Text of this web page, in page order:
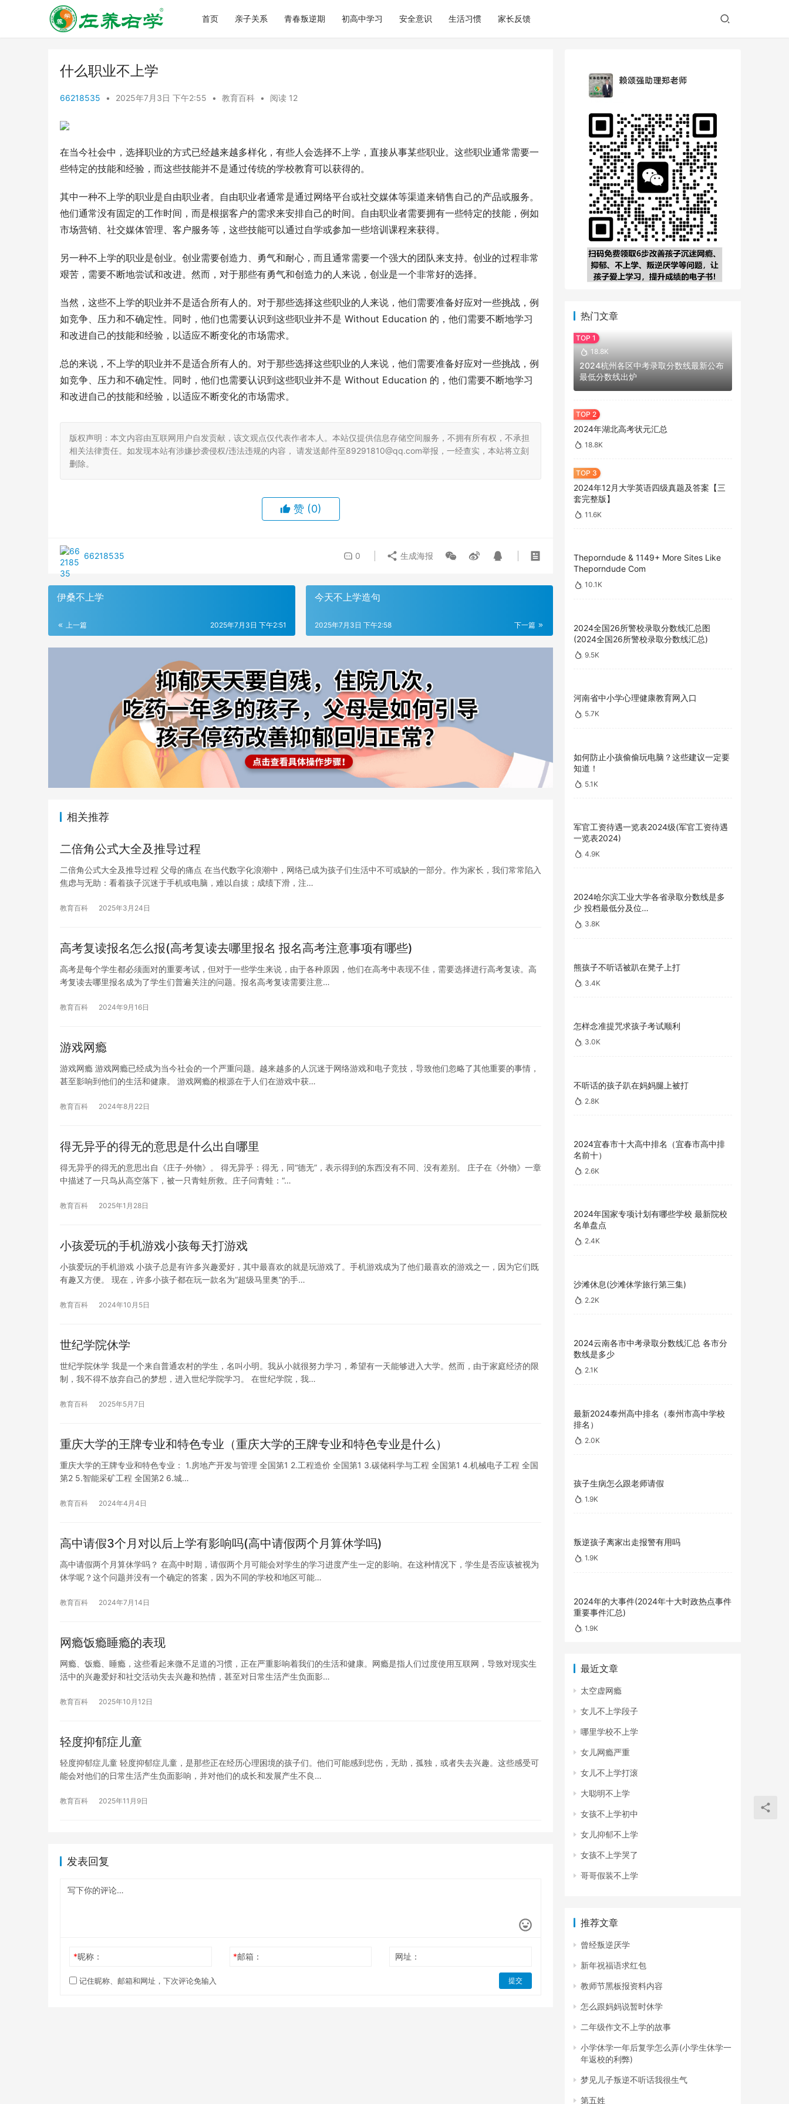
首页 亲子关系 青春叛逆期 初高中学习 安全意识 生活习惯 家长反馈
什么职业不上学
66218535 • 2025年7月3日 下午2:55 • 教育百科 • 阅读 12
在当今社会中，选择职业的方式已经越来越多样化，有些人会选择不上学，直接从事某些职业。这些职业通常需要一
些特定的技能和经验，而这些技能并不是通过传统的学校教育可以获得的。
其中一种不上学的职业是自由职业者。自由职业者通常是通过网络平台或社交媒体等渠道来销售自己的产品或服务。
他们通常没有固定的工作时间，而是根据客户的需求来安排自己的时间。自由职业者需要拥有一些特定的技能，例如
市场营销、社交媒体管理、客户服务等，这些技能可以通过自学或参加一些培训课程来获得。
另一种不上学的职业是创业。创业需要创造力、勇气和耐心，而且通常需要一个强大的团队来支持。创业的过程非常
艰苦，需要不断地尝试和改进。然而，对于那些有勇气和创造力的人来说，创业是一个非常好的选择。
当然，这些不上学的职业并不是适合所有人的。对于那些选择这些职业的人来说，他们需要准备好应对一些挑战，例
如竞争、压力和不确定性。同时，他们也需要认识到这些职业并不是 Without Education 的，他们需要不断地学习
和改进自己的技能和经验，以适应不断变化的市场需求。
总的来说，不上学的职业并不是适合所有人的。对于那些选择这些职业的人来说，他们需要准备好应对一些挑战，例
如竞争、压力和不确定性。同时，他们也需要认识到这些职业并不是 Without Education 的，他们需要不断地学习
和改进自己的技能和经验，以适应不断变化的市场需求。
版权声明：本文内容由互联网用户自发贡献，该文观点仅代表作者本人。本站仅提供信息存储空间服务，不拥有所有权，不承担
相关法律责任。如发现本站有涉嫌抄袭侵权/违法违规的内容， 请发送邮件至89291810@qq.com举报，一经查实，本站将立刻
删除。
赞 (0)
66218535 0 生成海报
伊桑不上学
上一篇 2025年7月3日 下午2:51
今天不上学造句
下一篇
2025年7月3日 下午2:58
相关推荐
二倍角公式大全及推导过程
二倍角公式大全及推导过程 父母的痛点 在当代数字化浪潮中，网络已成为孩子们生活中不可或缺的一部分。作为家长，我们常常陷入
焦虑与无助：看着孩子沉迷于手机或电脑，难以自拔；成绩下滑，注…
教育百科 2025年3月24日
高考复读报名怎么报(高考复读去哪里报名 报名高考注意事项有哪些)
高考是每个学生都必须面对的重要考试，但对于一些学生来说，由于各种原因，他们在高考中表现不佳，需要选择进行高考复读。高
考复读去哪里报名成为了学生们普遍关注的问题。报名高考复读需要注意…
教育百科 2024年9月16日
游戏网瘾
游戏网瘾 游戏网瘾已经成为当今社会的一个严重问题。越来越多的人沉迷于网络游戏和电子竞技，导致他们忽略了其他重要的事情，
甚至影响到他们的生活和健康。 游戏网瘾的根源在于人们在游戏中获…
教育百科 2024年8月22日
得无异乎的得无的意思是什么出自哪里
得无异乎的得无的意思出自《庄子·外物》。 得无异乎：得无，同“德无”，表示得到的东西没有不同、没有差别。 庄子在《外物》一章
中描述了一只鸟从高空落下，被一只青蛙所救。庄子问青蛙：“…
教育百科 2025年1月28日
小孩爱玩的手机游戏小孩每天打游戏
小孩爱玩的手机游戏 小孩子总是有许多兴趣爱好，其中最喜欢的就是玩游戏了。手机游戏成为了他们最喜欢的游戏之一，因为它们既
有趣又方便。 现在，许多小孩子都在玩一款名为“超级马里奥”的手…
教育百科 2024年10月5日
世纪学院休学
世纪学院休学 我是一个来自普通农村的学生，名叫小明。我从小就很努力学习，希望有一天能够进入大学。然而，由于家庭经济的限
制，我不得不放弃自己的梦想，进入世纪学院学习。 在世纪学院，我…
教育百科 2025年5月7日
重庆大学的王牌专业和特色专业（重庆大学的王牌专业和特色专业是什么）
重庆大学的王牌专业和特色专业： 1.房地产开发与管理 全国第1 2.工程造价 全国第1 3.碳储科学与工程 全国第1 4.机械电子工程 全国
第2 5.智能采矿工程 全国第2 6.城…
教育百科 2024年4月4日
高中请假3个月对以后上学有影响吗(高中请假两个月算休学吗)
高中请假两个月算休学吗？ 在高中时期，请假两个月可能会对学生的学习进度产生一定的影响。在这种情况下，学生是否应该被视为
休学呢？这个问题并没有一个确定的答案，因为不同的学校和地区可能…
教育百科 2024年7月14日
网瘾饭瘾睡瘾的表现
网瘾、饭瘾、睡瘾，这些看起来微不足道的习惯，正在严重影响着我们的生活和健康。网瘾是指人们过度使用互联网，导致对现实生
活中的兴趣爱好和社交活动失去兴趣和热情，甚至对日常生活产生负面影…
教育百科 2025年10月12日
轻度抑郁症儿童
轻度抑郁症儿童 轻度抑郁症儿童，是那些正在经历心理困境的孩子们。他们可能感到悲伤，无助，孤独，或者失去兴趣。这些感受可
能会对他们的日常生活产生负面影响，并对他们的成长和发展产生不良…
教育百科 2025年11月9日
发表回复
*昵称： *邮箱： 网址：
记住昵称、邮箱和网址，下次评论免输入 提交
热门文章
18.8K
2024杭州各区中考录取分数线最新公布
最低分数线出炉
2024年湖北高考状元汇总
18.8K
2024年12月大学英语四级真题及答案【三
套完整版】
11.6K
Theporndude & 1149+ More Sites Like
Theporndude Com
10.1K
2024全国26所警校录取分数线汇总图
(2024全国26所警校录取分数线汇总)
9.5K
河南省中小学心理健康教育网入口
5.7K
如何防止小孩偷偷玩电脑？这些建议一定要
知道！
5.1K
军官工资待遇一览表2024级(军官工资待遇
一览表2024)
4.9K
2024哈尔滨工业大学各省录取分数线是多
少 投档最低分及位…
3.8K
熊孩子不听话被趴在凳子上打
3.4K
怎样念准提咒求孩子考试顺利
3.0K
不听话的孩子趴在妈妈腿上被打
2.8K
2024宜春市十大高中排名（宜春市高中排
名前十）
2.6K
2024年国家专项计划有哪些学校 最新院校
名单盘点
2.4K
沙滩休息(沙滩休学旅行第三集)
2.2K
2024云南各市中考录取分数线汇总 各市分
数线是多少
2.1K
最新2024泰州高中排名（泰州市高中学校
排名）
2.0K
孩子生病怎么跟老师请假
1.9K
叛逆孩子离家出走报警有用吗
1.9K
2024年的大事件(2024年十大时政热点事件
重要事件汇总)
1.9K
最近文章
太空虚网瘾
女儿不上学段子
哪里学校不上学
女儿网瘾严重
女儿不上学打滚
大聪明不上学
女孩不上学初中
女儿抑郁不上学
女孩不上学哭了
哥哥假装不上学
推荐文章
曾经叛逆厌学
新年祝福语求红包
教师节黑板报资料内容
怎么跟妈妈说暂时休学
二年级作文不上学的故事
小学休学一年后复学怎么弄(小学生休学一
年返校的利弊)
梦见儿子叛逆不听话我很生气
第五姓